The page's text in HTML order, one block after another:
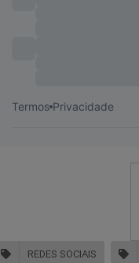
de Vagabundo durante
ganhando?
REDES SOCIAIS